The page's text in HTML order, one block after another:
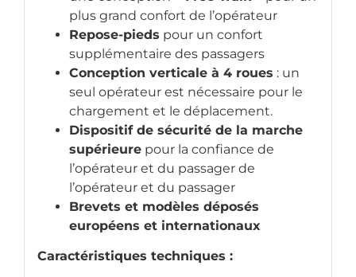
plus grand confort de l’opérateur
Repose-pieds pour un confort
supplémentaire des passagers
Conception verticale à 4 roues : un
seul opérateur est nécessaire pour le
chargement et le déplacement.
Dispositif de sécurité de la marche
supérieurepour la confiance de
l’opérateur et du passager de
l’opérateur et du passager
Brevets et modèles déposés
européens et internationaux
Caractéristiques techniques :